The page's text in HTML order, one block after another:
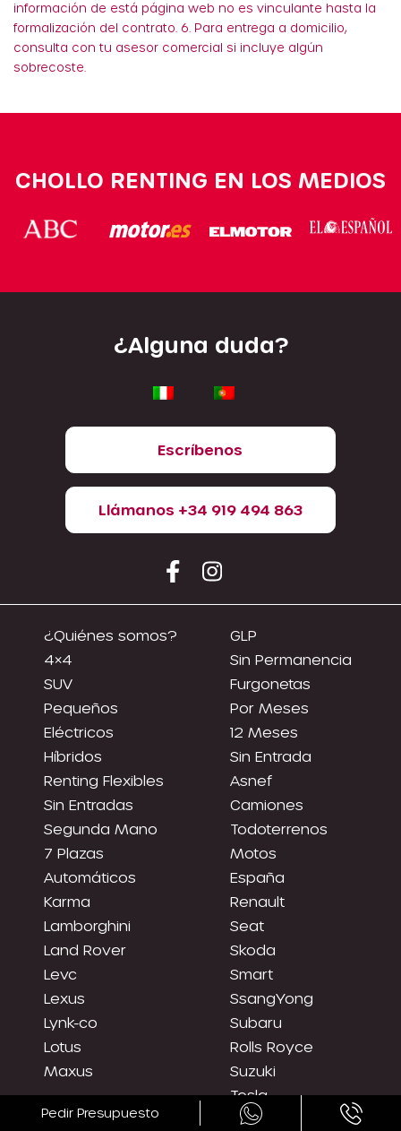
información de está página web no es vinculante hasta la
formalización del contrato. 6. Para entrega a domicilio,
consulta con tu asesor comercial si incluye algún
sobrecoste.
CHOLLO RENTING EN LOS MEDIOS
¿Alguna duda?
Escríbenos
Llámanos +34 919 494 863
¿Quiénes somos?
4×4
SUV
Pequeños
Eléctricos
Híbridos
Renting Flexibles
Sin Entradas
Segunda Mano
7 Plazas
Automáticos
Karma
Lamborghini
Land Rover
Levc
Lexus
Lynk-co
Lotus
Maxus
GLP
Sin Permanencia
Furgonetas
Por Meses
12 Meses
Sin Entrada
Asnef
Camiones
Todoterrenos
Motos
España
Renault
Seat
Skoda
Smart
SsangYong
Subaru
Rolls Royce
Suzuki
Tesla
Pedir Presupuesto